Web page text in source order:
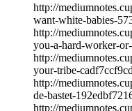
http://
want-white-babies-
http://
you-a-hard-worker-
http://
your-tribe-
http://
de-bastet-
http://